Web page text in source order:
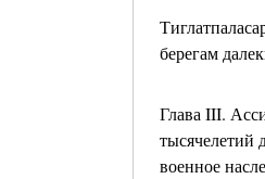
берегам
Глава III.
тысячелетий
военное